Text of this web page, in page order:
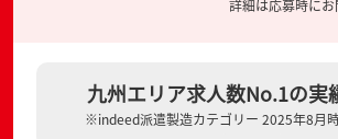
詳細は応募時にお
九州エリア求人数No.1の実
※indeed派遣製造カテゴリー 2025年8月